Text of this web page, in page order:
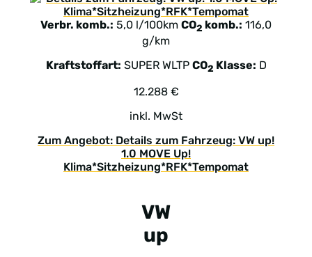
Verbr. komb.: 5,0 l/100km CO2 komb.: 116,0
g/km
Kraftstoffart: SUPER WLTP CO2 Klasse: D
12.288 €
inkl. MwSt
Zum Angebot: Details zum Fahrzeug: VW up!
1.0 MOVE Up!
Klima*Sitzheizung*RFK*Tempomat
VW
up